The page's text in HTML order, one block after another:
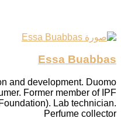
Essa Buabbas
and development. Duomo
Former member of IPF
Lab technician.
Perfume collector